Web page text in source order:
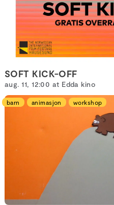
SOFT KICK-OFF
aug. 11, 12:00 at Edda kino
barn animasjon workshop